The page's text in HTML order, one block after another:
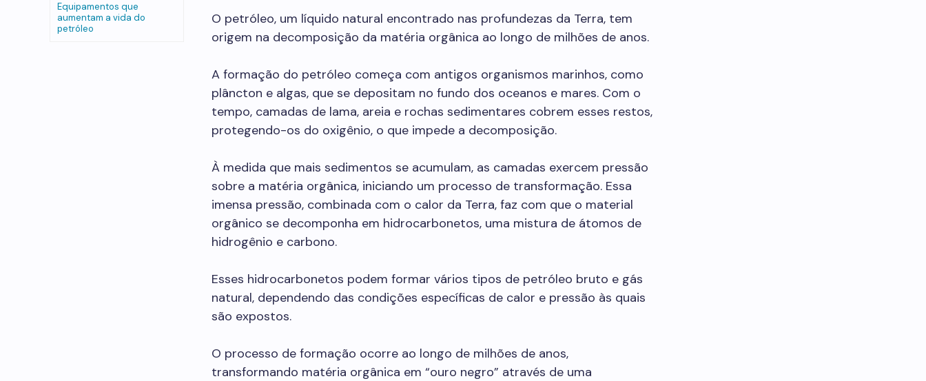
Equipamentos que
aumentam a vida do
petróleo
O petróleo, um líquido natural encontrado nas profundezas da Terra, tem
origem na decomposição da matéria orgânica ao longo de milhões de anos.
A formação do petróleo começa com antigos organismos marinhos, como
plâncton e algas, que se depositam no fundo dos oceanos e mares. Com o
tempo, camadas de lama, areia e rochas sedimentares cobrem esses restos,
protegendo-os do oxigênio, o que impede a decomposição.
À medida que mais sedimentos se acumulam, as camadas exercem pressão
sobre a matéria orgânica, iniciando um processo de transformação. Essa
imensa pressão, combinada com o calor da Terra, faz com que o material
orgânico se decomponha em hidrocarbonetos, uma mistura de átomos de
hidrogênio e carbono.
Esses hidrocarbonetos podem formar vários tipos de petróleo bruto e gás
natural, dependendo das condições específicas de calor e pressão às quais
são expostos.
O processo de formação ocorre ao longo de milhões de anos,
transformando matéria orgânica em “ouro negro” através de uma